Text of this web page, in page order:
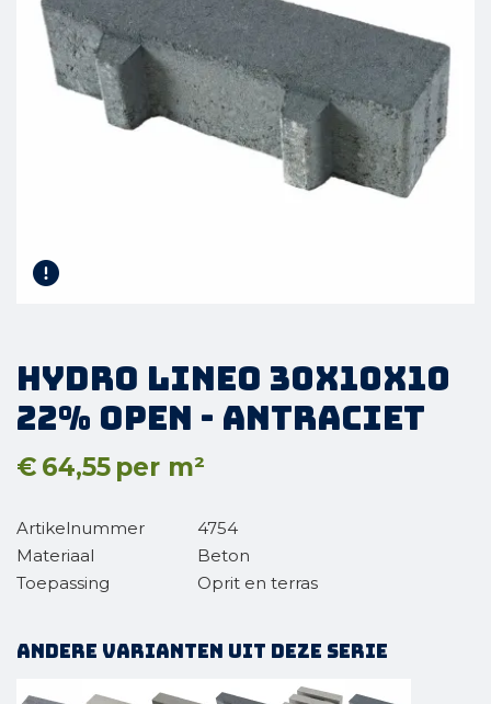
Hydro Lineo 30x10x10
22% open - Antraciet
€ 64,55 per m²
Artikelnummer
4754
Materiaal
Beton
Toepassing
Oprit en terras
Andere varianten uit deze serie